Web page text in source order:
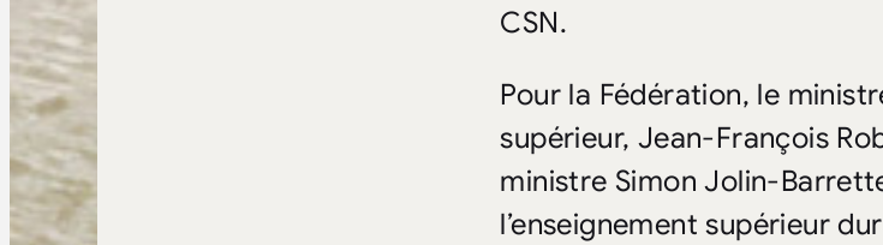
CSN.
Pour la Fédération, le
supérieur, Jean-François
ministre Simon Jolin-
l’enseignement supérieur